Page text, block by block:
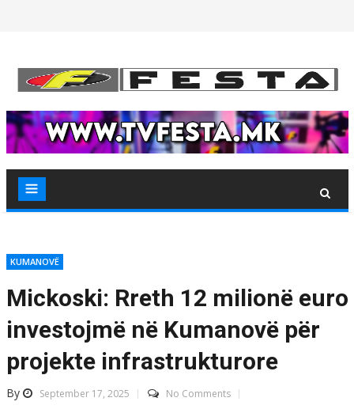
KUMANOVË
Mickoski: Rreth 12 milionë euro
investojmë në Kumanovë për
projekte infrastrukturore
By September 17, 2025 No Comments